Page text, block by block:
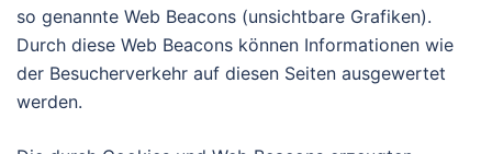
so genannte Web Beacons (unsichtbare Grafiken).
Durch diese Web Beacons können Informationen wie
der Besucherverkehr auf diesen Seiten ausgewertet
werden.